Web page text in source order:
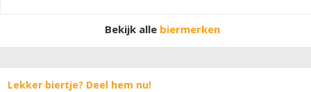
langere bewaartijd! Het speciaalbier met 9% alcohol is
het beste te drinken op een temperatuur van 7°C.
Bekijk alle biermerken
Lekker biertje? Deel hem nu!